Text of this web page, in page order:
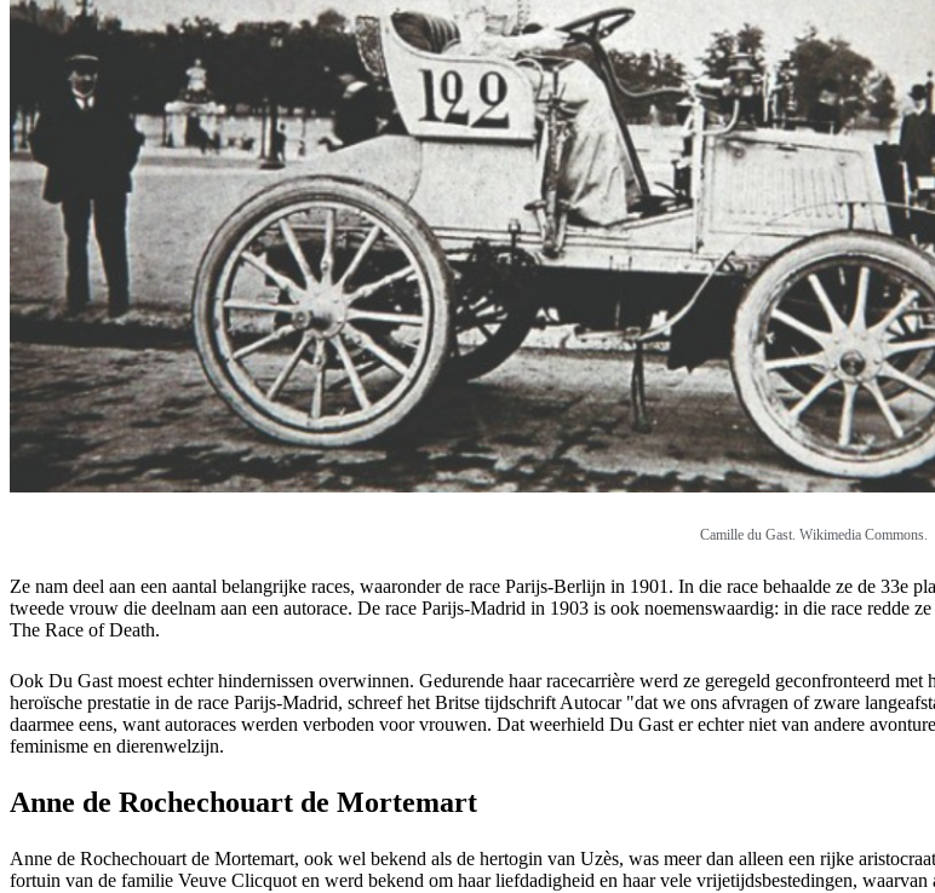
Camille du Gast. Wikimedia Commons.
Ze nam deel aan een aantal belangrijke races, waaronder de race Parijs-Berlijn in 1901. In die race behaalde ze de 33e
tweede vrouw die deelnam aan een autorace. De race Parijs-Madrid in 1903 is ook noemenswaardig: in die race redde
The Race of Death.
Ook Du Gast moest echter hindernissen overwinnen. Gedurende haar racecarrière werd ze geregeld geconfronteerd
heroïsche prestatie in de race Parijs-Madrid, schreef het Britse tijdschrift Autocar "dat we ons afvragen of zware
daarmee eens, want autoraces werden verboden voor vrouwen. Dat weerhield Du Gast er echter niet van andere
feminisme en dierenwelzijn.
Anne de Rochechouart de Mortemart
Anne de Rochechouart de Mortemart, ook wel bekend als de hertogin van Uzès, was meer dan alleen een rijke
fortuin van de familie Veuve Clicquot en werd bekend om haar liefdadigheid en haar vele vrijetijdsbestedingen, waarvan